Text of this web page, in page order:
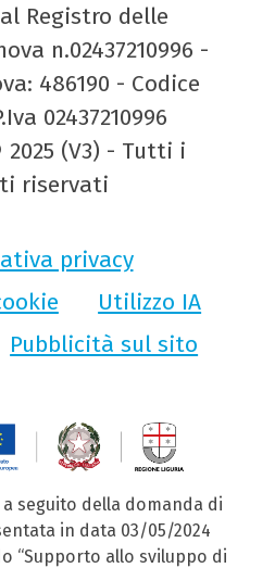
Registro delle
n.02437210996 -
486190 - Codice
02437210996
(V3) - Tutti i
riservati
privacy
Utilizzo IA
Pubblicità sul sito
a seguito della domanda di
in data 03/05/2024
“Supporto allo sviluppo di